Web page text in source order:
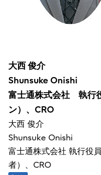
大西 俊介
Shunsuke Onishi
富士通株式会社 執行
ン）、CRO
大西 俊介
Shunsuke Onishi
富士通株式会社 執行役
者）、CRO